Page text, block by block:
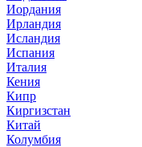
Иордания
Ирландия
Исландия
Испания
Италия
Кения
Кипр
Киргизстан
Китай
Колумбия